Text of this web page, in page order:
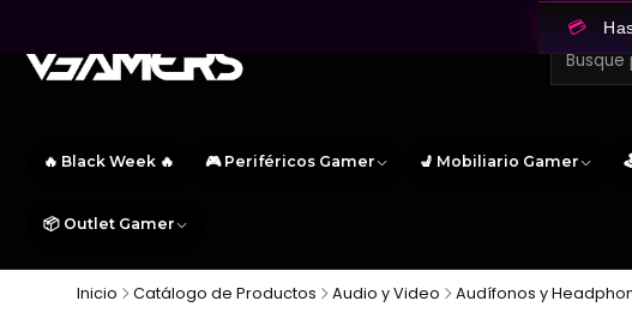
🔥 Black Week 🔥 🎮 Periféricos Gamer 💺 Mobiliario Gamer
📦 Outlet Gamer
💳
Inicio Catálogo de Productos Audio y Video Audífonos y